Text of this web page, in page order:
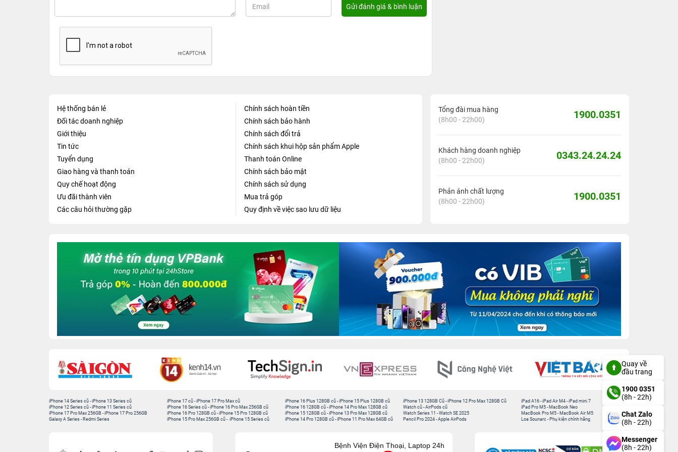
Hệ thống bán lẻ
Đối tác doanh nghiệp
Giới thiệu
Tin tức
Tuyển dụng
Giao hàng và thanh toán
Quy chế hoạt động
Ưu đãi thành viên
Các câu hỏi thường gặp
Chính sách hoàn tiền
Chính sách bảo hành
Chính sách đổi trả
Chính sách khui hộp sản phẩm Apple
Thanh toán Online
Chính sách bảo mật
Chính sách sử dụng
Mua trả góp
Quy định về việc sao lưu dữ liệu
Tổng đài mua hàng
(8h00 - 22h00)
1900.0351
Khách hàng doanh nghiệp
(8h00 - 22h00)
0343.24.24.24
Phản ánh chất lượng
(8h00 - 22h00)
1900.0351
iPhone 14 Series cũ -iPhone 13 Series cũ
iPhone 12 Series cũ -iPhone 11 Series cũ
iPhone 17 Pro Max 256GB -iPhone 17 Pro 256GB
Galaxy A Series - Redmi Series
iPhone 17 cũ -iPhone 17 Pro Max cũ
iPhone 16 Series cũ - iPhone 16 Pro Max 256GB cũ
iPhone 16 Pro 128GB cũ -iPhone 15 Pro 128GB cũ
iPhone 15 Pro Max 256GB cũ - iPhone 15 Series cũ
iPhone 16 Plus 128GB cũ -iPhone 15 Plus 128GB cũ
iPhone 16 128GB cũ -iPhone 14 Pro Max 128GB cũ
iPhone 15 128GB cũ -iPhone 13 Pro Max 128GB cũ
iPhone 14 Pro 128GB cũ -iPhone 11 Pro Max 64GB cũ
iPhone 13 128GB Cũ -iPhone 12 Pro Max 128GB Cũ
Watch cũ -AirPods cũ
Watch Series 11 -Watch SE 2025
Pencil Pro 2024 -Apple AirPods
iPad A16 -iPad Air M4 -iPad mini 7
iPad Pro M5 - MacBook Neo
MacBook Pro M5 - MacBook Air M5
Loa Sounarc - Phụ kiện chính hãng
Bệnh Viện Điện Thoại, Laptop 24h
Quay về
đầu trang
1900 0351
(8h - 22h)
Chat Zalo
(8h - 22h)
Messenger
(8h - 22h)